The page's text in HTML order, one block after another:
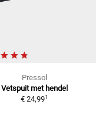
Pressol
Vetspuit met hendel
€ 24,991